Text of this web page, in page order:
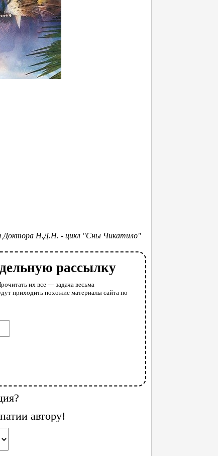
Доктора Н.Д.Н. - цикл "Сны Чикатило"
рассылку
их все — задача весьма
приходить похожие материалы сайта по
автору!